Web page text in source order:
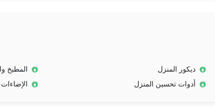
ديكور المنزل المطبخ
أدوات تحسين المنزل الإضاءات